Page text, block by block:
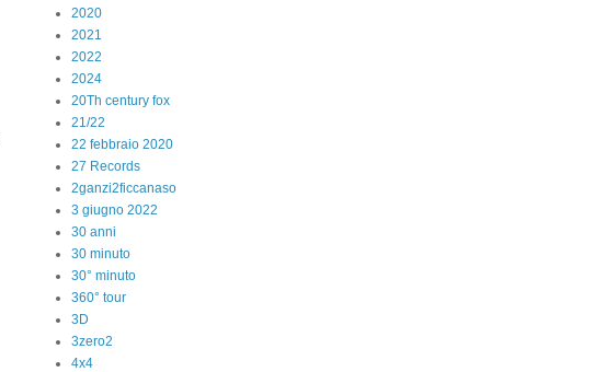
2020
2021
2022
2024
20Th century fox
21/22
22 febbraio 2020
27 Records
2ganzi2ficcanaso
3 giugno 2022
30 anni
30 minuto
30° minuto
360° tour
3D
3zero2
4x4